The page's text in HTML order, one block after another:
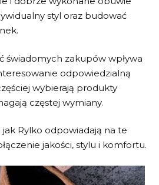
styl oraz budować
świadomych zakupów wpływa
odpowiedzialną
wybierają produkty
częstej wymiany.
jak Rylko odpowiadają na te
jakości, stylu i komfortu.